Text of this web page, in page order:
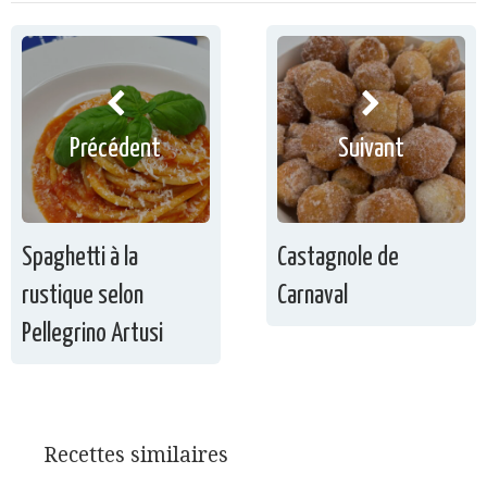
Précédent
Spaghetti à la
rustique selon
Pellegrino Artusi
Suivant
Castagnole de
Carnaval
Recettes similaires